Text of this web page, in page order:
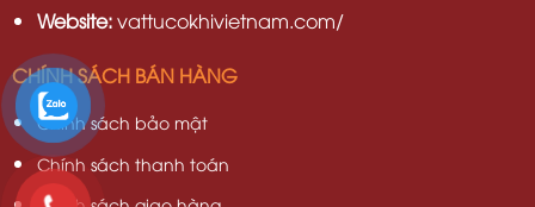
Website:vattucokhivietnam.com/
CHÍNH SÁCH BÁN HÀNG
Chính sách bảo mật
Chính sách thanh toán